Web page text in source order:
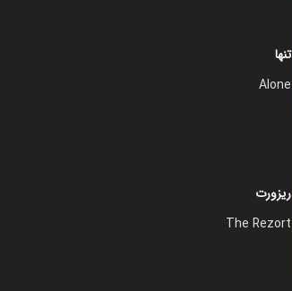
تنها
Alone
ریزورت
The Rezort